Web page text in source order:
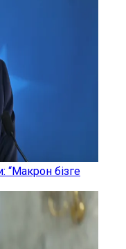
“Макрон бізге